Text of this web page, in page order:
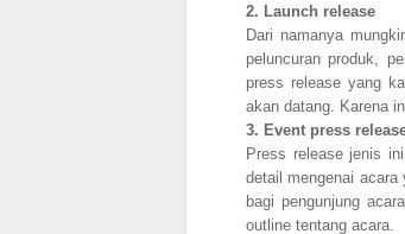
2. Launch release
Dari namanya
peluncuran produk,
press release yang
akan datang. Karena
3. Event press
Press release jenis
detail mengenai
bagi pengunjung
outline tentang acara.